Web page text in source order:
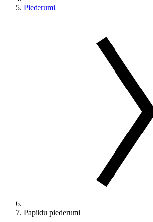
Piederumi
Papildu piederumi